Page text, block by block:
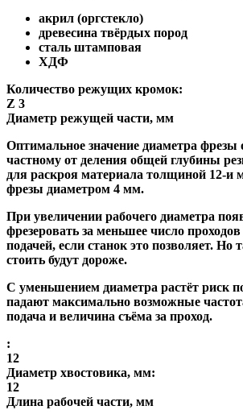
акрил (оргстекло)
древесина твёрдых пород
сталь штамповая
ХДФ
Количество режущих кромок:
Z 3
Диаметр режущей части, мм
Оптимальное значение диаметра
частному от деления общей глубины
для раскроя материала толщиной 12-и
фрезы диаметром 4 мм.
При увеличении рабочего диаметра
фрезеровать за меньшее число
подачей, если станок это позволяет. Но
стоить будут дороже.
С уменьшением диаметра растёт риск
падают максимально возможные
подача и величина съёма за проход.
:
12
Диаметр хвостовика, мм:
12
Длина рабочей части, мм